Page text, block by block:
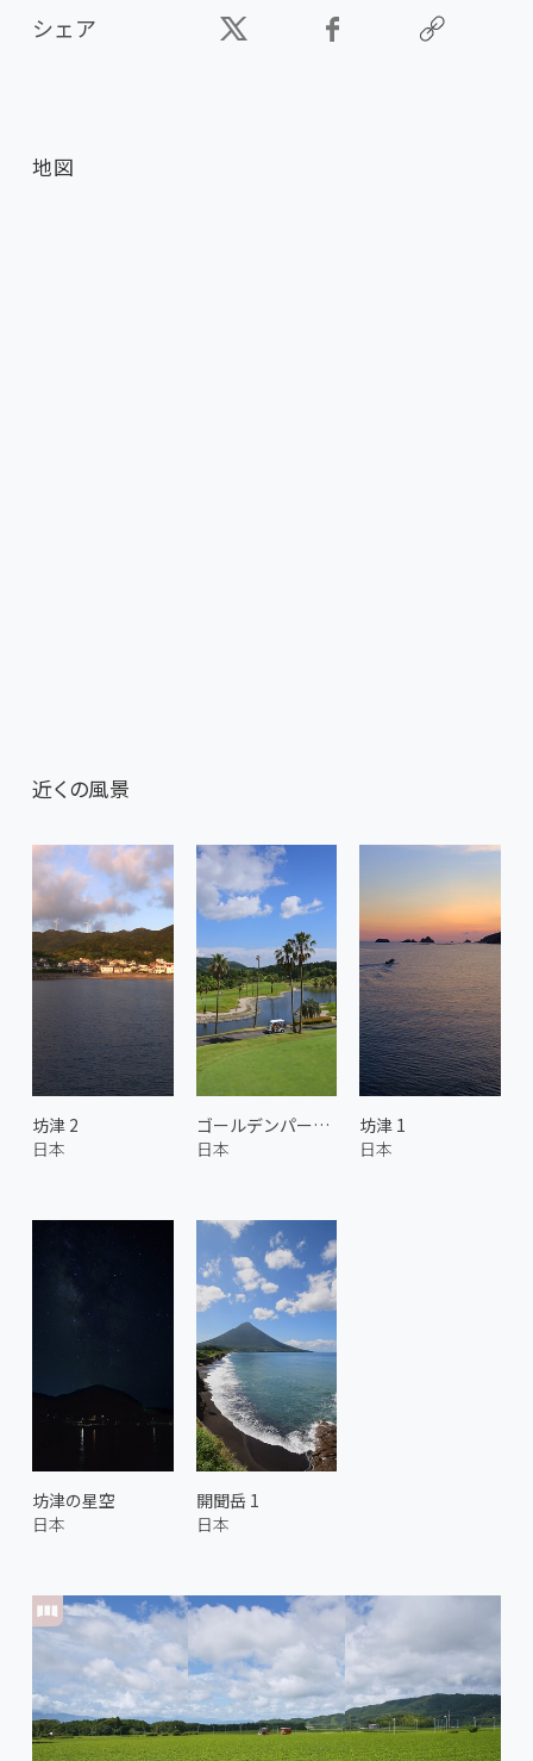
シェア
地図
近くの風景
坊津 2
日本
ゴールデンパームカントリークラブ
日本
坊津 1
日本
坊津の星空
日本
開聞岳 1
日本